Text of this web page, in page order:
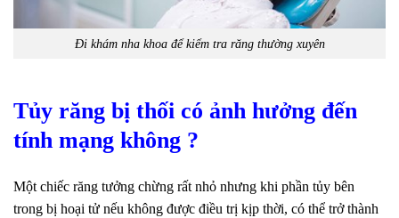
Đi khám nha khoa để kiểm tra răng thường xuyên
Tủy răng bị thối có ảnh hưởng đến
tính mạng không ?
Một chiếc răng tưởng chừng rất nhỏ nhưng khi phần tủy bên
trong bị hoại tử nếu không được điều trị kịp thời, có thể trở thành